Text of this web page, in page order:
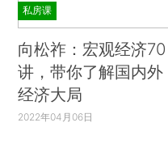
私房课
向松祚：宏观经济70
讲，带你了解国内外
经济大局
2022年04月06日